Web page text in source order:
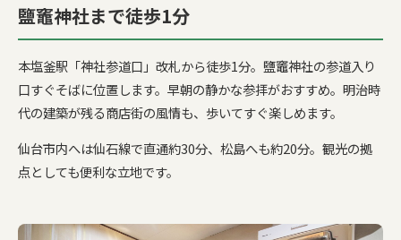
鹽竈神社まで徒歩1分
本塩釜駅「神社参道口」改札から徒歩1分。鹽竈神社の参道入り
口すぐそばに位置します。早朝の静かな参拝がおすすめ。明治時
代の建築が残る商店街の風情も、歩いてすぐ楽しめます。
仙台市内へは仙石線で直通約30分、松島へも約20分。観光の拠
点としても便利な立地です。